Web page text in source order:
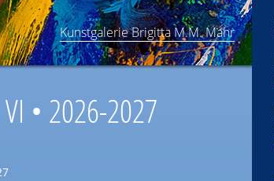
Kunstgalerie Brigitta M.M. Mahr
• 2026-2027